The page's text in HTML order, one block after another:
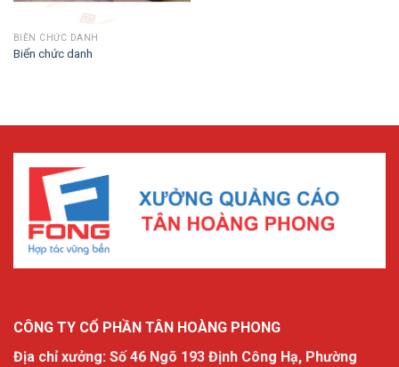
BIỂN CHỨC DANH
Biển chức danh
CÔNG TY CỔ PHẦN TÂN HOÀNG PHONG
Địa chỉ xưởng: Số 46 Ngõ 193 Định Công Hạ, Phường